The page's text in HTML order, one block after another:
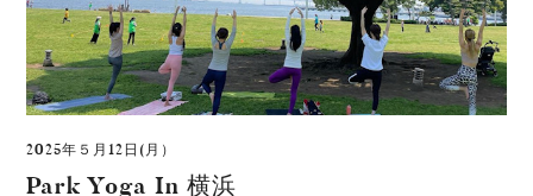
2025年５月12日(月）
Park Yoga In 横浜